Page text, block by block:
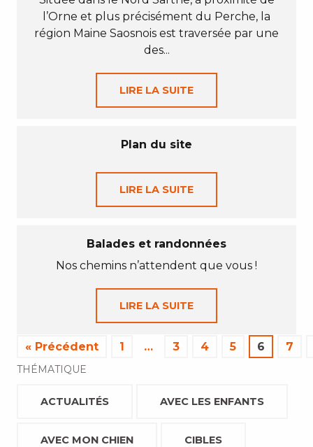
l’Orne et plus précisément du Perche, la
région Maine Saosnois est traversée par une
des...
LIRE LA SUITE
Plan du site
LIRE LA SUITE
Balades et randonnées
Nos chemins n’attendent que vous !
LIRE LA SUITE
« Précédent 1 … 3 4 5 6 7
THÉMATIQUE
ACTUALITÉS AVEC LES ENFANTS
AVEC MON CHIEN CIBLES